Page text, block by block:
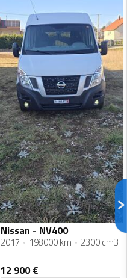
Nissan - NV400
2017 198000 km 2300 cm3
12 900€